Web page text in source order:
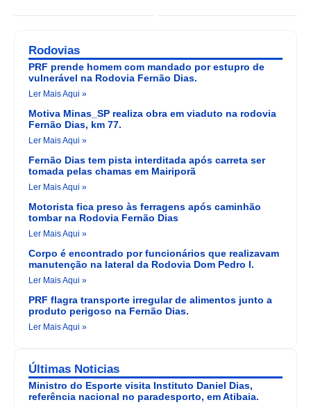
Rodovias
PRF prende homem com mandado por estupro de
vulnerável na Rodovia Fernão Dias.
Ler Mais Aqui »
Motiva Minas_SP realiza obra em viaduto na rodovia
Fernão Dias, km 77.
Ler Mais Aqui »
Fernão Dias tem pista interditada após carreta ser
tomada pelas chamas em Mairiporã
Ler Mais Aqui »
Motorista fica preso às ferragens após caminhão
tombar na Rodovia Fernão Dias
Ler Mais Aqui »
Corpo é encontrado por funcionários que realizavam
manutenção na lateral da Rodovia Dom Pedro I.
Ler Mais Aqui »
PRF flagra transporte irregular de alimentos junto a
produto perigoso na Fernão Dias.
Ler Mais Aqui »
Últimas Noticias
Ministro do Esporte visita Instituto Daniel Dias,
referência nacional no paradesporto, em Atibaia.